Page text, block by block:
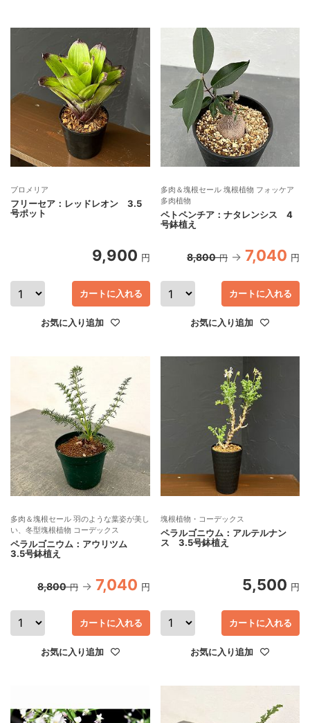
ブロメリア
フリーセア：レッドレオン 3.5
号ポット
9,900 円
カートに入れる
お気に入り追加
多肉＆塊根セール 塊根植物 フォッケア
多肉植物
ペトペンチア：ナタレンシス 4
号鉢植え
8,800 円 7,040 円
カートに入れる
お気に入り追加
多肉＆塊根セール 羽のような葉姿が美し
い、冬型塊根植物 コーデックス
ペラルゴニウム：アウリツム
3.5号鉢植え
8,800 円 7,040 円
カートに入れる
お気に入り追加
塊根植物・コーデックス
ペラルゴニウム：アルテルナン
ス 3.5号鉢植え
5,500 円
カートに入れる
お気に入り追加